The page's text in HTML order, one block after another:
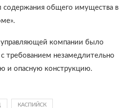
содержания общего имущества в
управляющей компании было
требованием незамедлительно
и опасную конструкцию.
КАСПИЙСК